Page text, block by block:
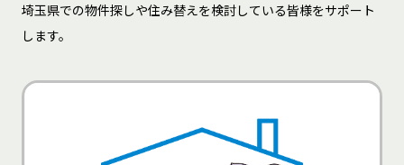
埼玉県での物件探しや住み替えを検討している皆様をサポート
します。